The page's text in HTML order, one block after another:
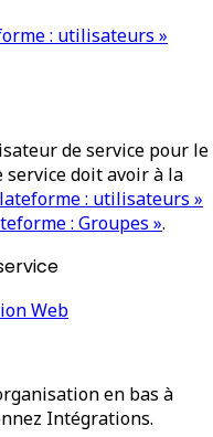
: utilisateurs »
de service pour le
doit avoir à la
: utilisateurs »
: Groupes ».
Web
en bas à
Intégrations.